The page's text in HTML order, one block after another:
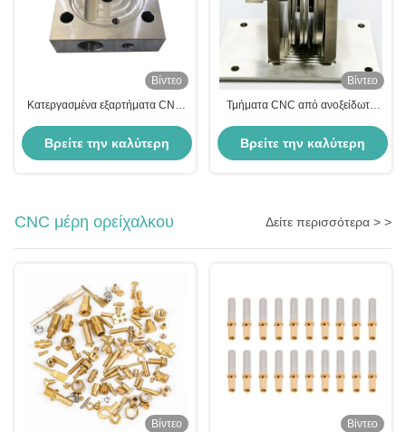
Βίντεο
Κατεργασμένα εξαρτήματα CNC
ανοχής εξαρτήματα φρέζας CNC
ακριβείας ISO9001
Βρείτε την καλύτερη
Βίντεο
Τμήματα CNC από ανοξείδωτο
Βρείτε την καλύτερη
CNC μέρη ορείχαλκου Δείτε περισσότερα > >
Βίντεο
Βίντεο